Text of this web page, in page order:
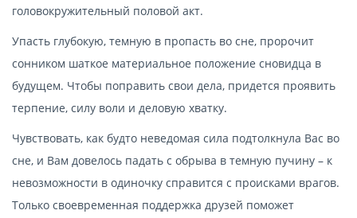
головокружительный половой акт.
Упасть глубокую, темную в пропасть во сне, пророчит
сонником шаткое материальное положение сновидца в
будущем. Чтобы поправить свои дела, придется проявить
терпение, силу воли и деловую хватку.
Чувствовать, как будто неведомая сила подтолкнула Вас во
сне, и Вам довелось падать с обрыва в темную пучину – к
невозможности в одиночку справится с происками врагов.
Только своевременная поддержка друзей поможет